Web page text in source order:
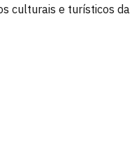
culturais e turísticos